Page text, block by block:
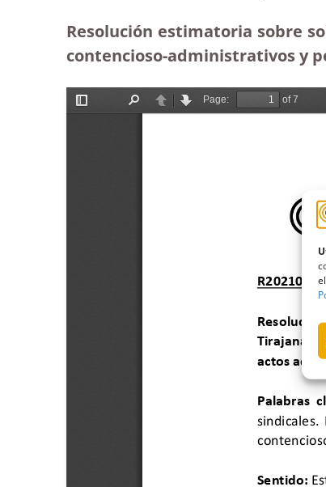
Resolución estimatoria sobre
contencioso-administrativos y